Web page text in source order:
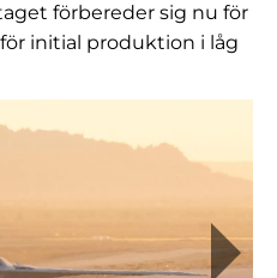
förbereder sig nu för
initial produktion i låg